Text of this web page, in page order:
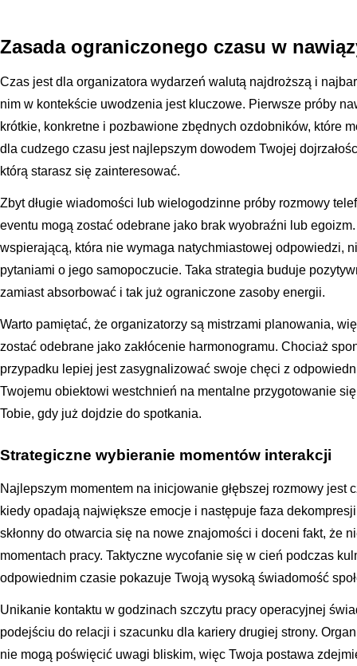
Zasada ograniczonego czasu w
Czas jest dla organizatora wydarzeń walutą najdroższą i
nim w kontekście uwodzenia jest kluczowe. Pierwsze próby
krótkie, konkretne i pozbawione zbędnych ozdobników, które
dla cudzego czasu jest najlepszym dowodem Twojej
którą starasz się zainteresować.
Zbyt długie wiadomości lub wielogodzinne próby rozmowy
eventu mogą zostać odebrane jako brak wyobraźni lub
wspierającą, która nie wymaga natychmiastowej odpowiedzi,
pytaniami o jego samopoczucie. Taka strategia buduje
zamiast absorbować i tak już ograniczone zasoby energii.
Warto pamiętać, że organizatorzy są mistrzami planowania,
zostać odebrane jako zakłócenie harmonogramu. Chociaż
przypadku lepiej jest zasygnalizować swoje chęci z
Twojemu obiektowi westchnień na mentalne przygotowanie
Tobie, gdy już dojdzie do spotkania.
Strategiczne wybieranie momentów interakcji
Najlepszym momentem na inicjowanie głębszej rozmowy jest
kiedy opadają największe emocje i następuje faza
skłonny do otwarcia się na nowe znajomości i doceni fakt, że
momentach pracy. Taktyczne wycofanie się w cień podczas
odpowiednim czasie pokazuje Twoją wysoką świadomość
Unikanie kontaktu w godzinach szczytu pracy operacyjnej
podejściu do relacji i szacunku dla kariery drugiej strony.
nie mogą poświęcić uwagi bliskim, więc Twoja postawa